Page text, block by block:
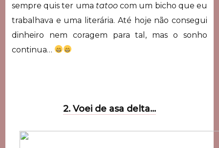
sempre quis ter uma tatoocom um bicho que eu
trabalhava e uma literária. Até hoje não consegui
dinheiro nem coragem para tal, mas o sonho
continua…
2. Voei de asa delta…